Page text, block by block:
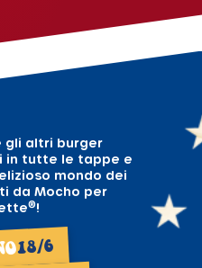
gli altri burger
in tutte le tappe e
mondo dei
da Mocho per
®!
18/6